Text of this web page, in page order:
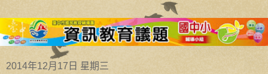
2014年12月17日 星期三